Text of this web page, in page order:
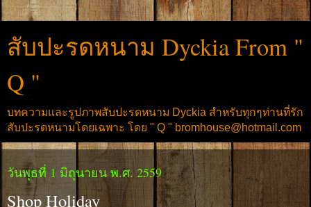
สับปะรดหนาม Dyckia From "
Q "
บทความและรูปภาพสับปะรดหนาม Dyckia สำหรับทุกๆท่านที่รัก
สับปะรดหนามโดยเฉพาะ โดย " Q " bromhouse@hotmail.com
วันพุธที่ 1 มิถุนายน พ.ศ. 2559
Shop Holiday